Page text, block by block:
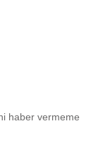
haber vermeme